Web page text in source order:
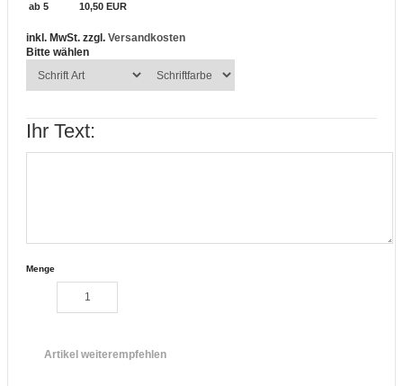
ab 5
10,50 EUR
inkl. MwSt. zzgl. Versandkosten
Bitte wählen
Ihr Text:
Menge
Artikel weiterempfehlen